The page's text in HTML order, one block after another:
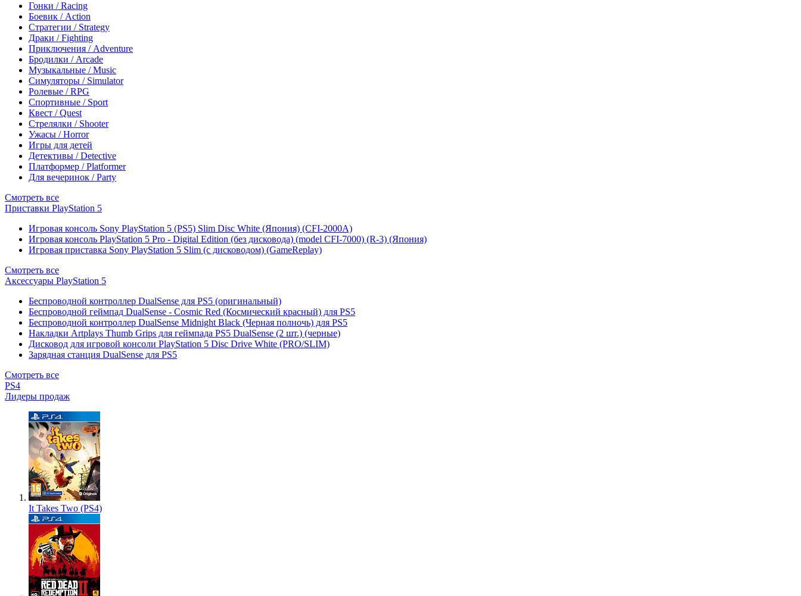
Гонки / Racing
Боевик / Action
Стратегии / Strategy
Драки / Fighting
Приключения / Adventure
Бродилки / Arcade
Музыкальные / Music
Симуляторы / Simulator
Ролевые / RPG
Спортивные / Sport
Квест / Quest
Стрелялки / Shooter
Ужасы / Horror
Игры для детей
Детективы / Detective
Платформер / Platformer
Для вечеринок / Party
Смотреть все
Приставки PlayStation 5
Игровая консоль Sony PlayStation 5 (PS5) Slim Disc White (Япония) (CFI-2000A)
Игровая консоль PlayStation 5 Pro - Digital Edition (без дисковода) (model CFI-7000) (R-3) (Япония)
Игровая приставка Sony PlayStation 5 Slim (с дисководом) (GameReplay)
Смотреть все
Аксессуары PlayStation 5
Беспроводной контроллер DualSense для PS5 (оригинальный)
Беспроводной геймпад DualSense - Cosmic Red (Космический красный) для PS5
Беспроводной контроллер DualSense Midnight Black (Черная полночь) для PS5
Накладки Artplays Thumb Grips для геймпада PS5 DualSense (2 шт.) (черные)
Дисковод для игровой консоли PlayStation 5 Disc Drive White (PRO/SLIM)
Зарядная станция DualSense для PS5
Смотреть все
PS4
Лидеры продаж
It Takes Two (PS4)